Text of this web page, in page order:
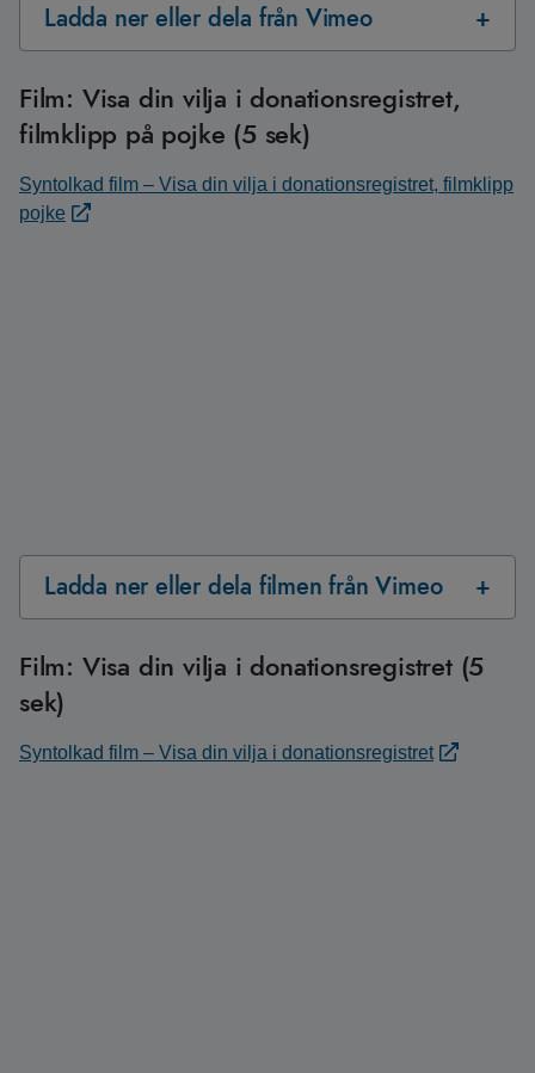
Ladda ner eller dela från Vimeo
Film: Visa din vilja i donationsregistret,
filmklipp på pojke (5 sek)
Syntolkad film – Visa din vilja i donationsregistret, filmklipp
pojke
Ladda ner eller dela filmen från Vimeo
Film: Visa din vilja i donationsregistret (5
sek)
Syntolkad film – Visa din vilja i donationsregistret